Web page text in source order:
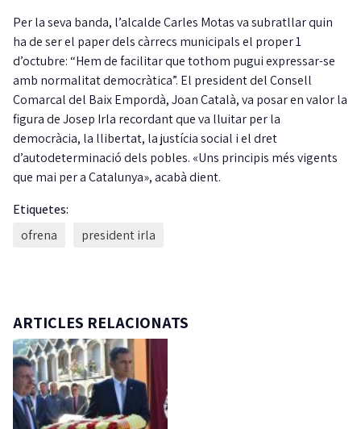
Per la seva banda, l’alcalde Carles Motas va subratllar quin
ha de ser el paper dels càrrecs municipals el proper 1
d’octubre: “Hem de facilitar que tothom pugui expressar-se
amb normalitat democràtica”. El president del Consell
Comarcal del Baix Empordà, Joan Català, va posar en valor la
figura de Josep Irla recordant que va lluitar per la
democràcia, la llibertat, la justícia social i el dret
d’autodeterminació dels pobles. «Uns principis més vigents
que mai per a Catalunya», acabà dient.
Etiquetes:
ofrena
president irla
ARTICLES RELACIONATS